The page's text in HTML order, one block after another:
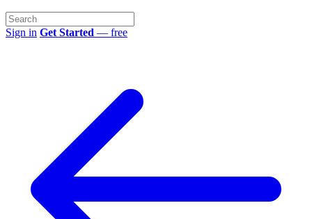
Sign in Get Started — free